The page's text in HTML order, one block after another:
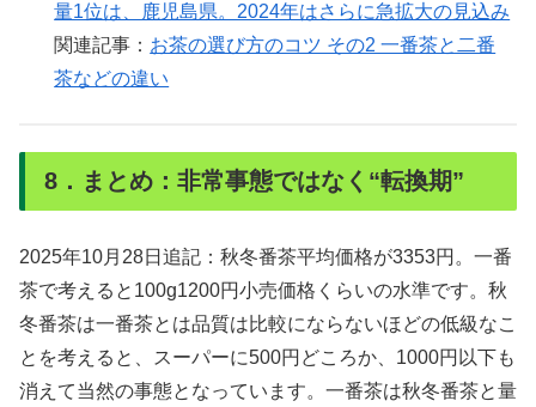
量1位は、鹿児島県。2024年はさらに急拡大の見込み
関連記事： お茶の選び方のコツ その2 一番茶と二番
茶などの違い
8．まとめ：非常事態ではなく“転換期”
2025年10月28日追記：秋冬番茶平均価格が3353円。一番
茶で考えると100g1200円小売価格くらいの水準です。秋
冬番茶は一番茶とは品質は比較にならないほどの低級なこ
とを考えると、スーパーに500円どころか、1000円以下も
消えて当然の事態となっています。一番茶は秋冬番茶と量